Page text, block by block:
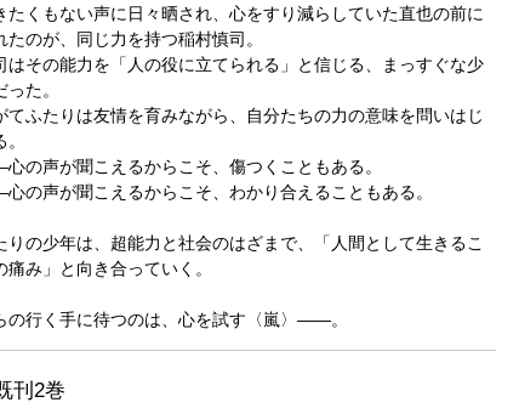
たくもない声に日々晒され、心をすり減らしていた直也の前に
たのが、同じ力を持つ稲村慎司。
はその能力を「人の役に立てられる」と信じる、まっすぐな少
った。
てふたりは友情を育みながら、自分たちの力の意味を問いはじ
の声が聞こえるからこそ、傷つくこともある。
の声が聞こえるからこそ、わかり合えることもある。
りの少年は、超能力と社会のはざまで、「人間として生きるこ
痛み」と向き合っていく。
の行く手に待つのは、心を試す〈嵐〉――。
刊2巻